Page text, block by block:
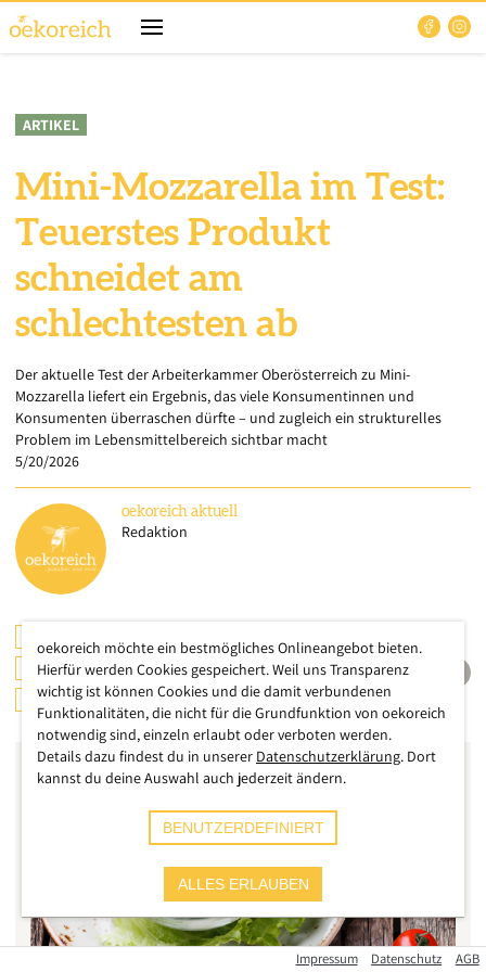
ARTIKEL
Mini-Mozzarella im Test:
Teuerstes Produkt
schneidet am
schlechtesten ab
Der aktuelle Test der Arbeiterkammer Oberösterreich zu Mini-
Mozzarella liefert ein Ergebnis, das viele Konsumentinnen und
Konsumenten überraschen dürfte – und zugleich ein strukturelles
Problem im Lebensmittelbereich sichtbar macht
5/20/2026
oekoreich aktuell
Redaktion
KONSUMENTENSCHUTZ
GESUNDHEIT
ERNÄHRUNG
Impressum Datenschutz AGB
oekoreich möchte ein bestmögliches Onlineangebot bieten.
Hierfür werden Cookies gespeichert. Weil uns Transparenz
wichtig ist können Cookies und die damit verbundenen
Funktionalitäten, die nicht für die Grundfunktion von oekoreich
notwendig sind, einzeln erlaubt oder verboten werden.
Details dazu findest du in unserer Datenschutzerklärung. Dort
kannst du deine Auswahl auch jederzeit ändern.
BENUTZERDEFINIERT
ALLES ERLAUBEN